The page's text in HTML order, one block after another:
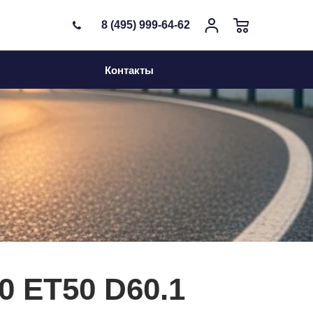
8 (495) 999-64-62
Контакты
ET50 D60.1